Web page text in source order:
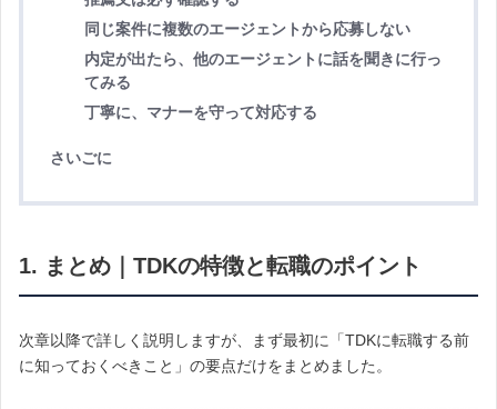
同じ案件に複数のエージェントから応募しない
内定が出たら、他のエージェントに話を聞きに行っ
てみる
丁寧に、マナーを守って対応する
さいごに
1. まとめ｜TDKの特徴と転職のポイント
次章以降で詳しく説明しますが、まず最初に「TDKに転職する前
に知っておくべきこと」の要点だけをまとめました。